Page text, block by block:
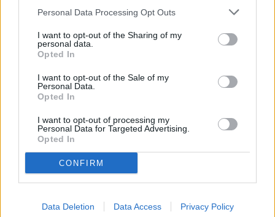
Personal Data Processing Opt Outs
I want to opt-out of the Sharing of my
personal data.
Opted In
I want to opt-out of the Sale of my
Personal Data.
Opted In
I want to opt-out of processing my
Personal Data for Targeted Advertising.
Opted In
CONFIRM
Data Deletion Data Access Privacy Policy
bună”. Comuna Drăgușeni și-a
sărbătorit valorile locale printr-un
eveniment special
proiectul de reabilitare energetică
pentru Căminul Cultural Bogdănești
RURAL
Control desfășurat la un agent
Lemn confiscat și amendă de 3.000